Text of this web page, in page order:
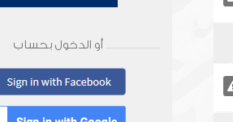
أو الدخول بحساب